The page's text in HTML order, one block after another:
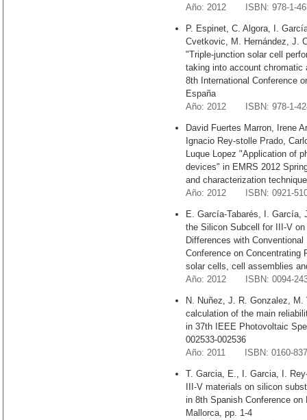
Año: 2012 ISBN: 978-1-
P. Espinet, C. Algora, I.
Cvetkovic, M. Hernández, J.
"Triple-junction solar cell
taking into account chromatic
8th International Conference
España
Año: 2012 ISBN: 978-1-
David Fuertes Marron, Irene
Ignacio Rey-stolle Prado,
Luque Lopez "Application of
devices" in EMRS 2012
and characterization
Año: 2012 ISBN: 0921-
E. García-Tabarés, I. García,
the Silicon Subcell for III-V
Differences with
Conference on
solar cells, cell assemblies
Año: 2012 ISBN: 0094-
N. Nuñez, J. R. Gonzalez,
calculation of the main
in 37th IEEE Photovoltaic
002533-002536
Año: 2011 ISBN: 0160-
T. Garcia, E., I. Garcia, I.
III-V materials on silicon
in 8th Spanish Conference
Mallorca, pp. 1-4